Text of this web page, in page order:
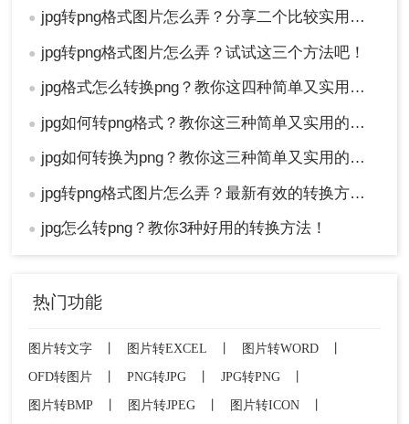
1、右键点击桌面上的JPG图片，选择“打开方
2、在画图工具中，点击顶部的“文件”菜单，选
择“另存为”。
● jpg转png格式图片怎么弄？分享二个比较实用的转换方法！
● jpg转png格式图片怎么弄？试试这三个方法吧！
● jpg格式怎么转换png？教你这四种简单又实用的方法！
● jpg如何转png格式？教你这三种简单又实用的方法！
● jpg如何转换为png？教你这三种简单又实用的方法！
● jpg转png格式图片怎么弄？最新有效的转换方法终极指南！
● jpg怎么转png？教你3种好用的转换方法！
热门功能
图片转文字 图片转EXCEL 图片转WORD
OFD转图片
PNG转JPG JPG转PNG
图片转BMP
图片转JPEG 图片转ICON